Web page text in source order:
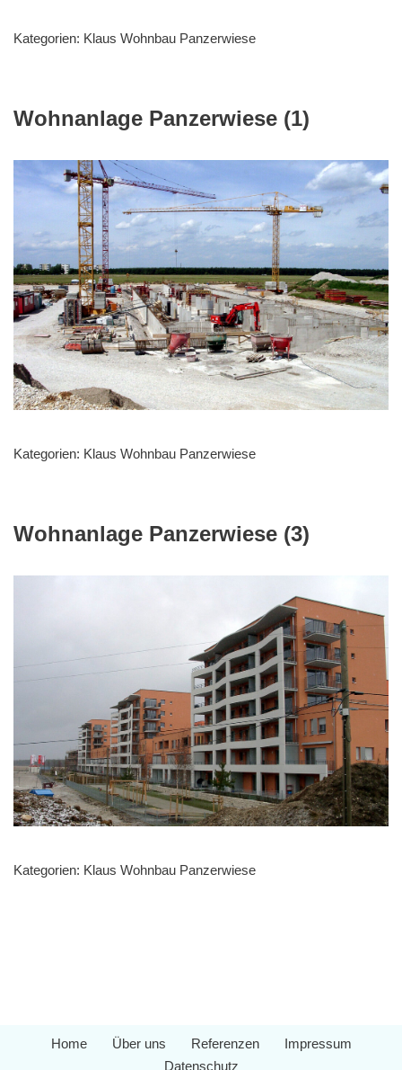
Kategorien: Klaus Wohnbau Panzerwiese
Wohnanlage Panzerwiese (1)
Kategorien: Klaus Wohnbau Panzerwiese
Wohnanlage Panzerwiese (3)
Kategorien: Klaus Wohnbau Panzerwiese
Home Über uns Referenzen
Impressum
Datenschutz